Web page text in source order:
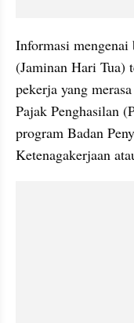
Informasi mengenai
(Jaminan Hari Tua)
pekerja yang
Pajak Penghasilan
program Badan
Ketenagakerjaan